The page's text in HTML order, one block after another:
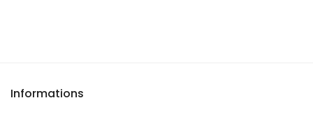
Informations